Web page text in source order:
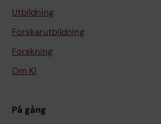
Utbildning
Forskarutbildning
Forskning
Om KI
På gång